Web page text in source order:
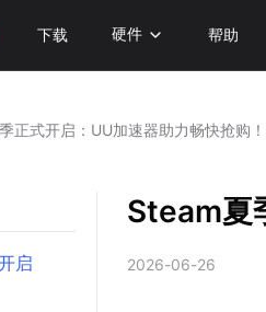
下载 硬件 帮助
正式开启：UU加速器助力畅快抢购！
启
Steam夏
2026-06-26